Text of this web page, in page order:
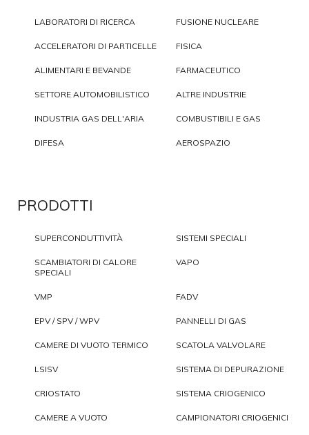
LABORATORI DI RICERCA FUSIONE NUCLEARE
ACCELERATORI DI PARTICELLE FISICA
ALIMENTARI E BEVANDE FARMACEUTICO
SETTORE AUTOMOBILISTICO ALTRE INDUSTRIE
INDUSTRIA GAS DELL'ARIA COMBUSTIBILI E GAS
DIFESA AEROSPAZIO
PRODOTTI
SUPERCONDUTTIVITÀ SISTEMI SPECIALI
SCAMBIATORI DI CALORE
SPECIALI
VAPO
VMP FADV
EPV / SPV / WPV PANNELLI DI GAS
CAMERE DI VUOTO TERMICO SCATOLA VALVOLARE
LSISV SISTEMA DI DEPURAZIONE
CRIOSTATO SISTEMA CRIOGENICO
CAMERE A VUOTO CAMPIONATORI CRIOGENICI